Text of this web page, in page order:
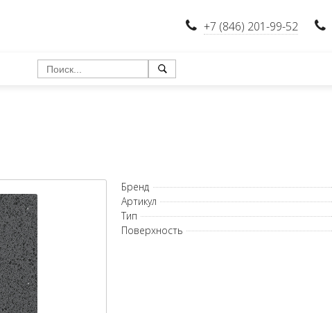
+7 (846) 201-99-52
Бренд
Артикул
Тип
Поверхность